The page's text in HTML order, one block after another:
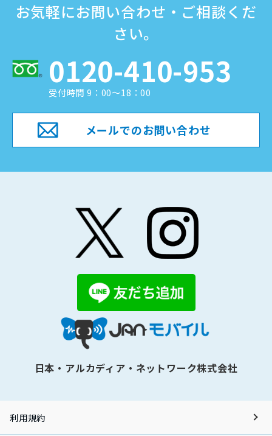
お気軽にお問い合わせ・ご相談くだ
さい。
0120-410-953
受付時間 9：00～18：00
メールでのお問い合わせ
日本・アルカディア・ネットワーク株式会社
利用規約